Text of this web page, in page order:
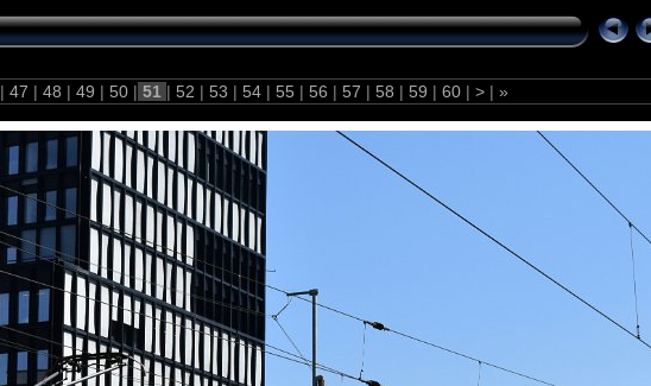
| 47 | 48 | 49 | 50 | 51 | 52 | 53 | 54 | 55 | 56 | 57 | 58 | 59 | 60 | > | »